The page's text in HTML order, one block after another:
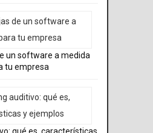
un software a medida
tu empresa
qué es, características